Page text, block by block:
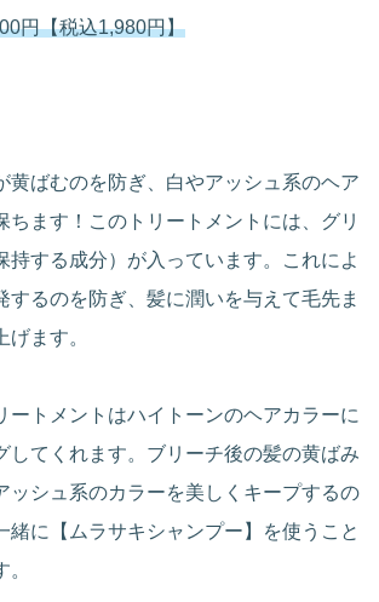
【税込1,980円】
黄ばむのを防ぎ、白やアッシュ系のヘア
ちます！このトリートメントには、グリ
持する成分）が入っています。これによ
するのを防ぎ、髪に潤いを与えて毛先ま
ます。
ートメントはハイトーンのヘアカラーに
してくれます。ブリーチ後の髪の黄ばみ
ッシュ系のカラーを美しくキープするの
緒に【ムラサキシャンプー】を使うこと